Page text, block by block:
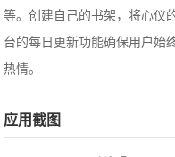
等。创建自己的书架，将心仪
台的每日更新功能确保用户始
热情。
应用截图